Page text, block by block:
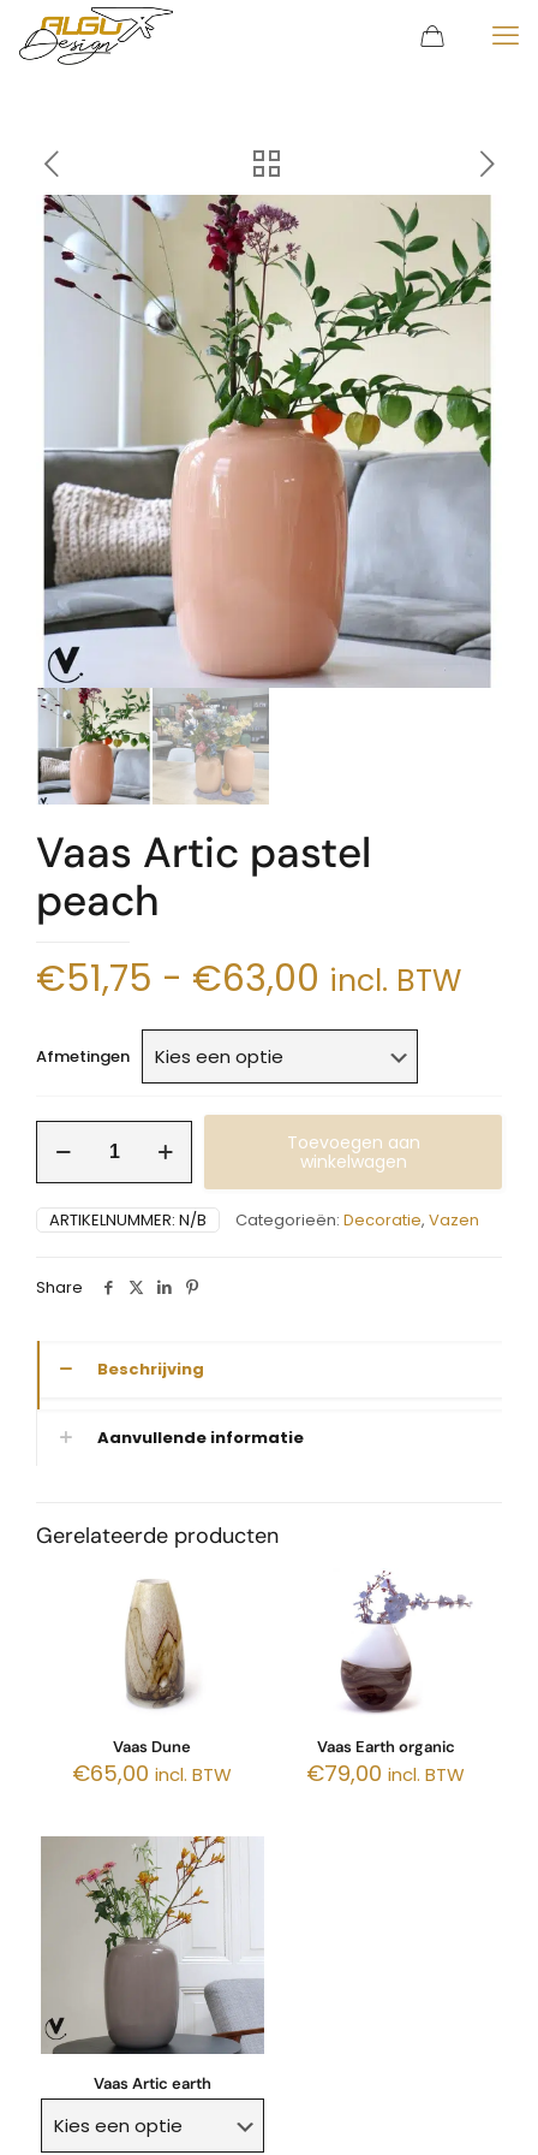
Vaas Artic pastel
peach
€51,75 - €63,00 Prijsklasse:
€63,00
incl. BTW
Afmetingen
Artic
pastel
aantal
Toevoegen aan
winkelwagen
ARTIKELNUMMER: N/B Categorieën: Decoratie, Vazen
Share
Beschrijving
Aanvullende informatie
Gerelateerde producten
Vaas Dune
€65,00 incl. BTW
Vaas Earth organic
€79,00 incl. BTW
Vaas Artic earth